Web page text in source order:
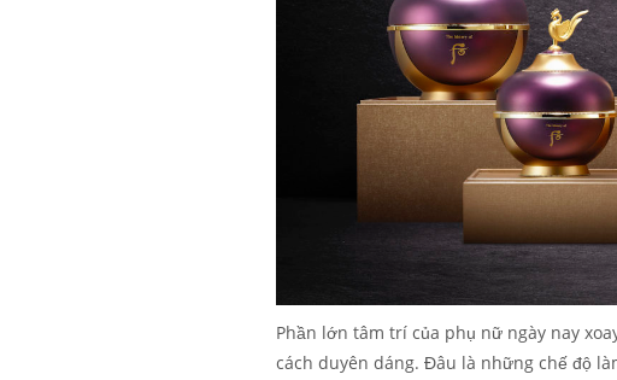
Phần lớn tâm trí của phụ nữ ngày nay
cách duyên dáng. Đâu là những chế độ